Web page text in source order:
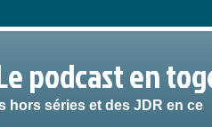
podcast en
hors séries et des JDR en ce